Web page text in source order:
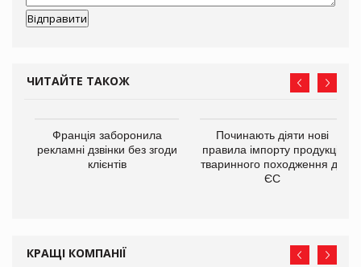
ЧИТАЙТЕ ТАКОЖ
Франція заборонила
рекламні дзвінки без згоди
клієнтів
Починають діяти нові
правила імпорту продукції
тваринного походження до
ЄС
КРАЩІ КОМПАНІЇ